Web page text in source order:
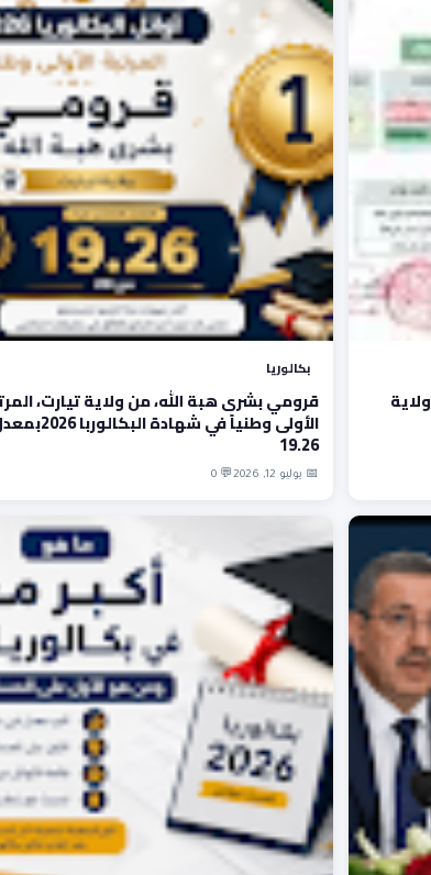
نسبة النجاح في شهادة البكالوربا 2026 ولاية
بكالوريا
قرومي بشرى هبة الله، من ولاية تيارت،
الأولى وطنياً في شهادة
19.26
📅 يوليو 12, 2026 💬 0